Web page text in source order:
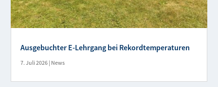
Ausgebuchter E-Lehrgang bei Rekordtemperaturen
7. Juli 2026 | News